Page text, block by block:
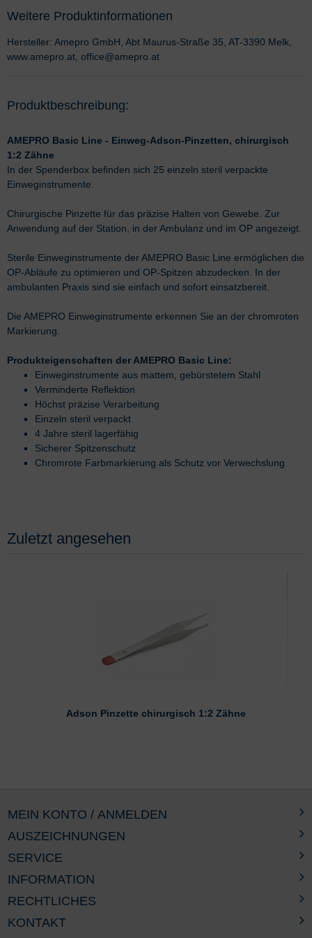
Weitere Produktinformationen
Hersteller: Amepro GmbH, Abt Maurus-Straße 35, AT-3390 Melk,
www.amepro.at, office@amepro.at
Produktbeschreibung:
AMEPRO Basic Line - Einweg-Adson-Pinzetten, chirurgisch
1:2 Zähne
In der Spenderbox befinden sich 25 einzeln steril verpackte
Einweginstrumente.
Chirurgische Pinzette für das präzise Halten von Gewebe. Zur
Anwendung auf der Station, in der Ambulanz und im OP angezeigt.
Sterile Einweginstrumente der AMEPRO Basic Line ermöglichen die
OP-Abläufe zu optimieren und OP-Spitzen abzudecken. In der
ambulanten Praxis sind sie einfach und sofort einsatzbereit.
Die AMEPRO Einweginstrumente erkennen Sie an der chromroten
Markierung.
Produkteigenschaften der AMEPRO Basic Line:
Einweginstrumente aus mattem, gebürstetem Stahl
Verminderte Reflektion
Höchst präzise Verarbeitung
Einzeln steril verpackt
4 Jahre steril lagerfähig
Sicherer Spitzenschutz
Chromrote Farbmarkierung als Schutz vor Verwechslung
Zuletzt angesehen
Adson Pinzette chirurgisch 1:2 Zähne
AUSZEICHNUNGEN
SERVICE
INFORMATION
RECHTLICHES
MEIN KONTO / ANMELDEN
KONTAKT